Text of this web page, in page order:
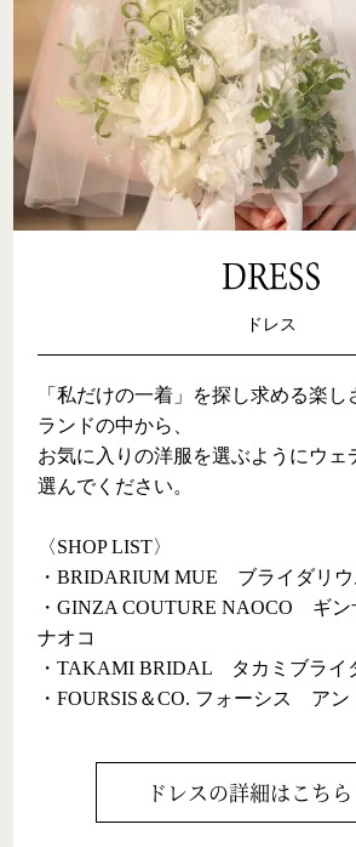
ドレス
「私だけの一着」を探し求める楽
ランドの中から、
お気に入りの洋服を選ぶようにウェ
選んでください。
〈SHOP LIST〉
・BRIDARIUM MUE　ブライダリ
・GINZA COUTURE NAOCO　ギ
ナオコ
・TAKAMI BRIDAL　タカミブライ
・FOURSIS＆CO. フォーシス　ア
ドレスの詳細はこちら